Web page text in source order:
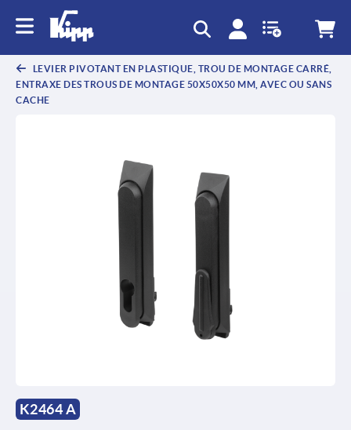
LEVIER PIVOTANT EN PLASTIQUE, TROU DE MONTAGE CARRÉ,
ENTRAXE DES TROUS DE MONTAGE 50X50X50 MM, AVEC OU SANS
CACHE
K2464 A